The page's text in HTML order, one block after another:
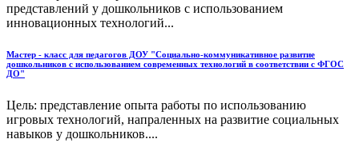
представлений у дошкольников с использованием
инновационных технологий...
Мастер - класс для педагогов ДОУ "Социально-коммуникативное развитие
дошкольников с использованием современных технологий в соответствии с ФГОС
ДО"
Цель: представление опыта работы по использованию
игровых технологий, напраленных на развитие социальных
навыков у дошкольников....